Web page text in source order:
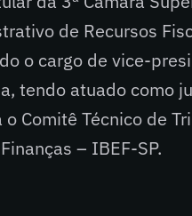
de Recursos
o cargo de vice-
tendo atuado como
Comitê Técnico de
– IBEF-SP.